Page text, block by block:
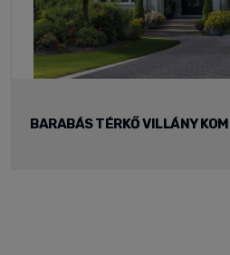
BARABÁS TÉRKŐ VILLÁNY